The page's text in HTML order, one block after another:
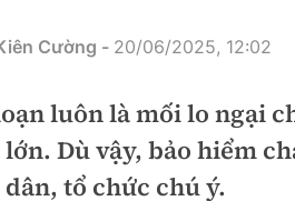
Cường - 20/06/2025, 12:02
luôn là mối lo ngại
Dù vậy, bảo hiểm
tổ chức chú ý.